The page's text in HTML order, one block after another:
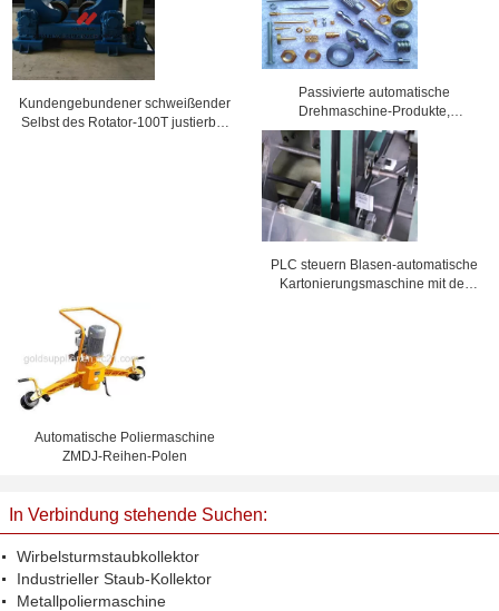
Kundengebundener schweißender
Selbst des Rotator-100T justierbar
Passivierte automatische
Drehmaschine-Produkte,
anodisierte Drehmaschine-
Bearbeitung
PLC steuern Blasen-automatische
Kartonierungsmaschine mit der
Automatische Poliermaschine
ZMDJ-Reihen-Polen
In Verbindung stehende Suchen:
Wirbelsturmstaubkollektor
Industrieller Staub-Kollektor
Metallpoliermaschine